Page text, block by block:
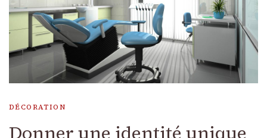
DÉCORATION
Donner une identité unique